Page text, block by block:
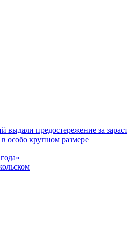
выдали предостережение за
особо крупном размере